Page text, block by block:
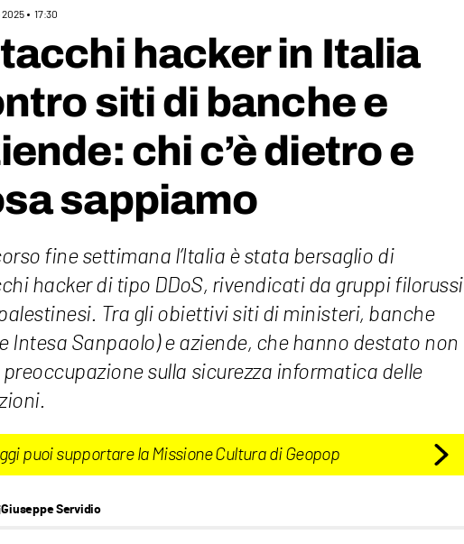
2025 17:30
hacker in Italia
siti di banche e
chi c’è dietro e
sappiamo
fine settimana l’Italia è stata bersaglio di
hacker di tipo DDoS, rivendicati da gruppi filorussi
Tra gli obiettivi siti di ministeri, banche
Intesa Sanpaolo) e aziende, che hanno destato non
sulla sicurezza informatica delle
puoi supportare la Missione Cultura di Geopop
Giuseppe Servidio